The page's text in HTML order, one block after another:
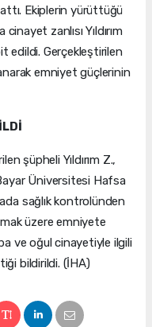
Ekiplerin yürüttüğü
zanlısı Yıldırım
edildi. Gerçekleştirilen
emniyet güçlerinin
şüpheli Yıldırım Z.,
Üniversitesi Hafsa
sağlık kontrolünden
üzere emniyete
ve oğul cinayetiyle ilgili
bildirildi. (İHA)